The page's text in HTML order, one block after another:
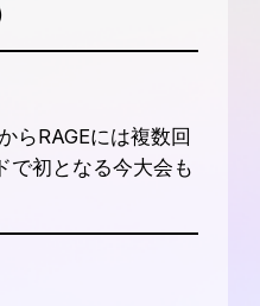
らRAGEには複数回
で初となる今大会も